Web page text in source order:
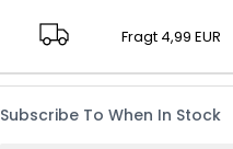
Fragt 4,99 EUR
Subscribe To When In Stock